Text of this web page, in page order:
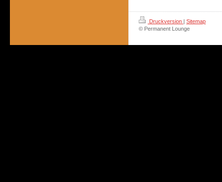
Druckversion | Sitemap
© Permanent Lounge